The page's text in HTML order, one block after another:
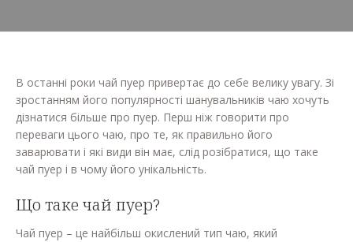
В останні роки чай пуер привертає до себе велику увагу. Зі
зростанням його популярності шанувальників чаю хочуть
дізнатися більше про пуер. Перш ніж говорити про
переваги цього чаю, про те, як правильно його
заварювати і які види він має, слід розібратися, що таке
чай пуер і в чому його унікальність.
Що таке чай пуер?
Чай пуер – це найбільш окислений тип чаю, який